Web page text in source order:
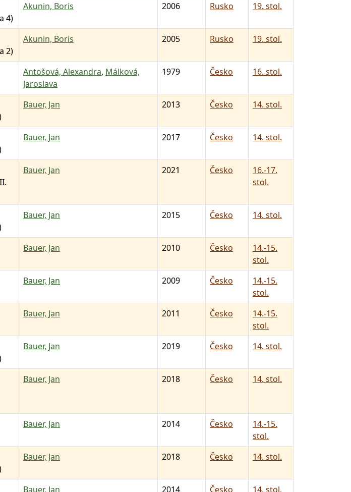
4)
Akunin, Boris 2006 Rusko 19. stol.
2)
Akunin, Boris 2005 Rusko 19. stol.
Antošová, Alexandra, Málková,
Jaroslava
1979 Česko 16. stol.
Bauer, Jan 2013 Česko 14. stol.
Bauer, Jan 2017 Česko 14. stol.
Bauer, Jan 2021 Česko
16.-17.
stol.
Bauer, Jan 2015 Česko 14. stol.
Bauer, Jan 2010 Česko
14.-15.
stol.
Bauer, Jan 2009 Česko
14.-15.
stol.
Bauer, Jan 2011 Česko
14.-15.
stol.
Bauer, Jan 2019 Česko 14. stol.
Bauer, Jan 2018 Česko 14. stol.
Bauer, Jan 2014 Česko
14.-15.
stol.
Bauer, Jan 2018 Česko 14. stol.
Bauer, Jan 2014 Česko 14. stol.